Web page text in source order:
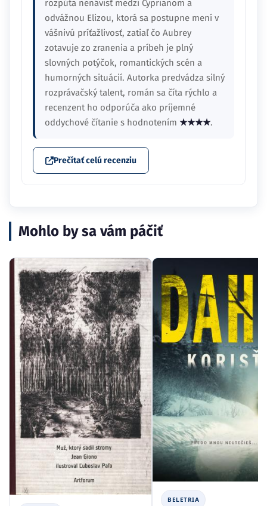
rozpúta nenávisť medzi Cyprianom a
odvážnou Elizou, ktorá sa postupne mení v
vášnivú príťažlivosť, zatiaľ čo Aubrey
zotavuje zo zranenia a príbeh je plný
slovných potýčok, romantických scén a
humorných situácií. Autorka predvádza silný
rozprávačský talent, román sa číta rýchlo a
recenzent ho odporúča ako príjemné
oddychové čítanie s hodnotením ★★★★.
Prečítať celú recenziu
Mohlo by sa vám páčiť
BELETRIA